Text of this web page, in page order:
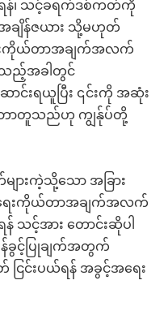
ရန်၊ သင့်ခရက်ဒစ်ကတ်ကို
အချိန်ဇယား သို့မဟုတ်
ကိုယ်တာအချက်အလက်
သည့်အခါတွင်
င်းရယူပြီး ၎င်းကို အဆုံး
ောတူသည်ဟု ကျွန်ုပ်တို့
ျားကဲ့သို့သော အခြား
ရေးကိုယ်တာအချက်အလက်
န် သင့်အား တောင်းဆိုပါ
ခွင့်ပြုချက်အတွက်
င်းပယ်ရန် အခွင့်အရေး